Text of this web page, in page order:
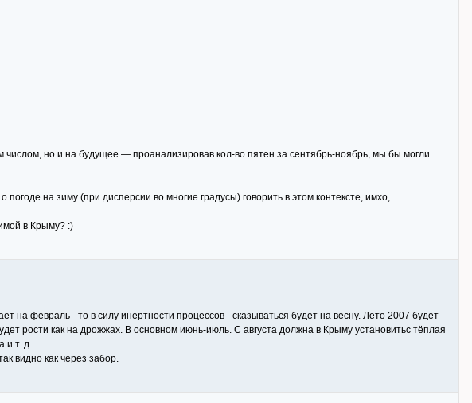
но и на будущее — проанализировав кол-во пятен за сентябрь-ноябрь, мы бы могли
на зиму (при дисперсии во многие градусы) говорить в этом контексте, имхо,
в Крыму? :)
февраль - то в силу инертности процессов - сказываться будет на весну. Лето 2007 будет
рости как на дрожжах. В основном июнь-июль. С августа должна в Крыму установитьс тёплая
и т. д.
видно как через забор.